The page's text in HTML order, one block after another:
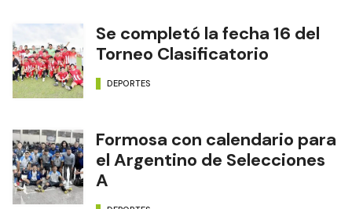
Se completó la fecha 16 del
Torneo Clasificatorio
DEPORTES
Formosa con calendario para
el Argentino de Selecciones
A